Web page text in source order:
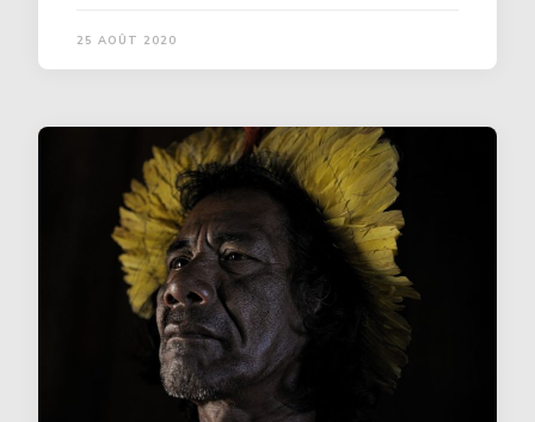
25 AOÛT 2020